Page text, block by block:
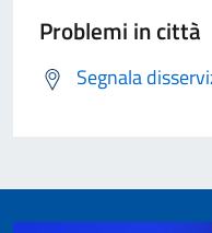
Problemi in città
Segnala